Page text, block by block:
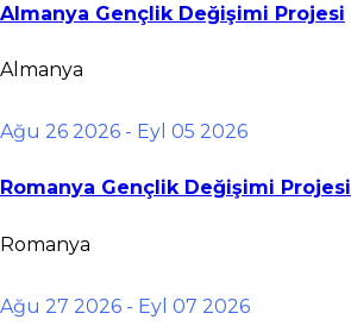
Almanya Gençlik Değişimi Projesi
Almanya
Ağu 26 2026 - Eyl 05 2026
Romanya Gençlik Değişimi Projesi
Romanya
Ağu 27 2026 - Eyl 07 2026